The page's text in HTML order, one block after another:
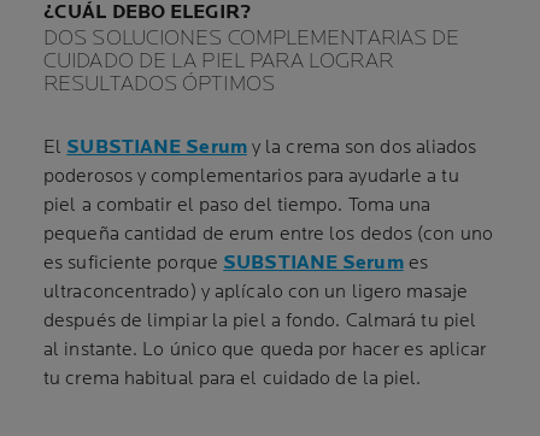
¿CUÁL DEBO ELEGIR?
DOS SOLUCIONES COMPLEMENTARIAS DE
CUIDADO DE LA PIEL PARA LOGRAR
RESULTADOS ÓPTIMOS
El SUBSTIANE Serumy la crema son dos aliados
poderosos y complementarios para ayudarle a tu
piel a combatir el paso del tiempo. Toma una
pequeña cantidad de erum entre los dedos (con uno
es suficiente porque SUBSTIANE Serumes
ultraconcentrado) y aplícalo con un ligero masaje
después de limpiar la piel a fondo. Calmará tu piel
al instante. Lo único que queda por hacer es aplicar
tu crema habitual para el cuidado de la piel.